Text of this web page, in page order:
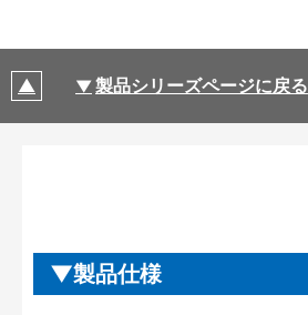
製品シリーズページに戻る
製品仕様